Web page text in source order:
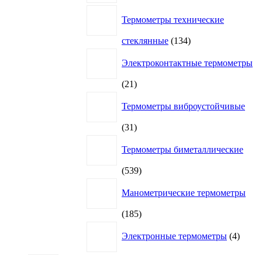
Термометры технические
стеклянные 134134
Электроконтактные термометры
2121
Термометры виброустойчивые
3131
Термометры биметаллические
539539
Манометрические термометры
185185
Электронные термометры 4товара